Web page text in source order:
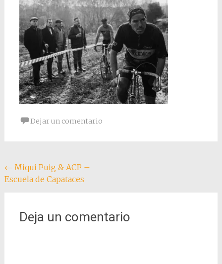
Dejar un comentario
Navegación
de
← Miqui Puig & ACP –
Escuela de Capataces
Deja un comentario